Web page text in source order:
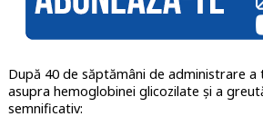
După 40 de săptămâni de administrare
asupra hemoglobinei glicozilate și a
semnificativ: